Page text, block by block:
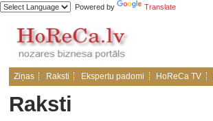
Powered by Translate
Ziņas Raksti Ekspertu padomi HoReCa TV
Raksti